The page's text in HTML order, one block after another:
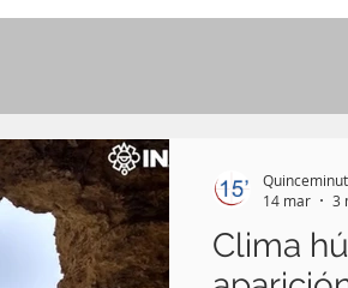
Clima
14 mar
3